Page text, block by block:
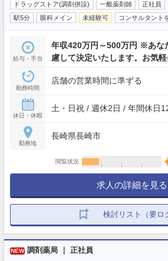
ドラッグストア(調剤併設) 一般薬剤師 正社員
駅5分
眼科メイン 未経験可 コンサルタント
給与・手当
年収420万円～500万円 ※あな
慮して決定いたします。お気
勤務時間
店舗の営業時間に準ずる
休日・休暇
土・日祝 / 週休2日 / 年間休日
勤務地
長崎県長崎市
閲覧状況
求人の詳細を見る
検討リスト（要ロ
NEW 調剤薬局 ｜ 正社員